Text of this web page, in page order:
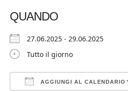
QUANDO
27.06.2025 - 29.06.2025
Tutto il giorno
AGGIUNGI AL CALENDARIO